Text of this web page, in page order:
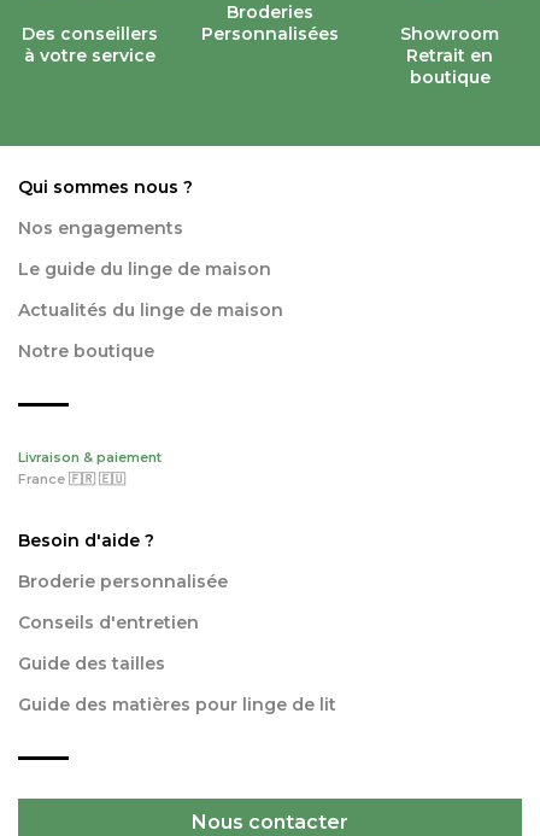
Des conseillers
à votre service
Broderies
Personnalisées
Showroom
Retrait en
boutique
Qui sommes nous ?
Nos engagements
Le guide du linge de maison
Actualités du linge de maison
Notre boutique
Livraison & paiement
France 🇫🇷 🇪🇺
Besoin d'aide ?
Broderie personnalisée
Conseils d'entretien
Guide des tailles
Guide des matières pour linge de lit
Nous contacter